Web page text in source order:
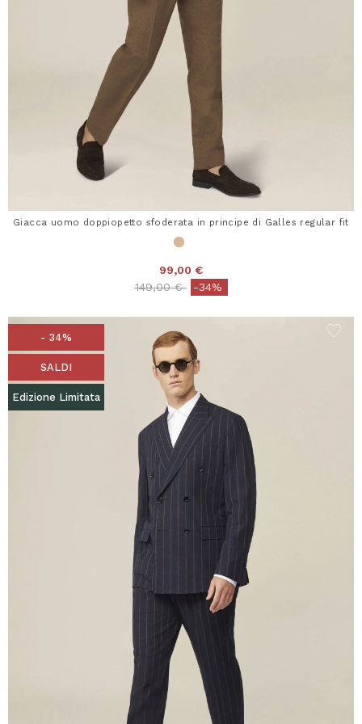
Giacca uomo doppiopetto sfoderata in principe di Galles regular fit
99,00 €
Price reduced from
149,00 €to-34%
- 34%
SALDI
Edizione Limitata